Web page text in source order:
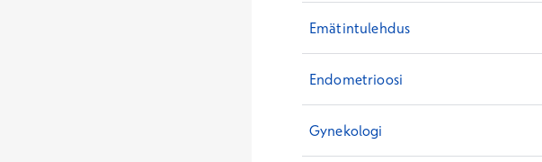
Emätintulehdus
Endometrioosi
Gynekologi